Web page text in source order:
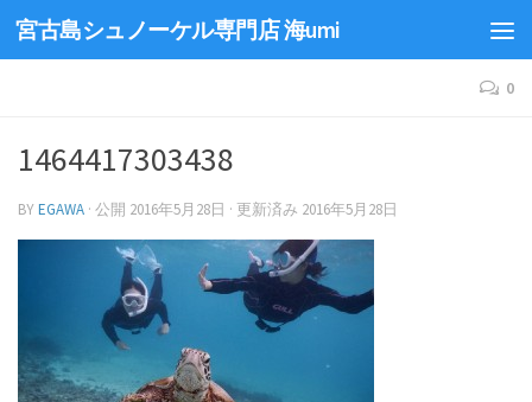
宮古島シュノーケル専門店 海umi
0
1464417303438
BYEGAWA · 公開 2016年5月28日 · 更新済み 2016年5月28日